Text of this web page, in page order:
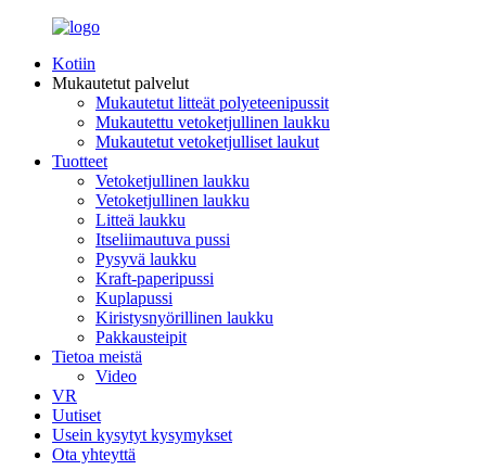
Kotiin
Mukautetut palvelut
Mukautetut litteät polyeteenipussit
Mukautettu vetoketjullinen laukku
Mukautetut vetoketjulliset laukut
Tuotteet
Vetoketjullinen laukku
Vetoketjullinen laukku
Litteä laukku
Itseliimautuva pussi
Pysyvä laukku
Kraft-paperipussi
Kuplapussi
Kiristysnyörillinen laukku
Pakkausteipit
Tietoa meistä
Video
VR
Uutiset
Usein kysytyt kysymykset
Ota yhteyttä